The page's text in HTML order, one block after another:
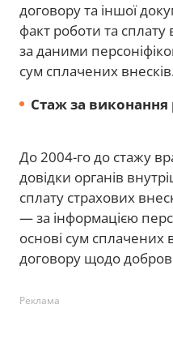
договору та іншої
факт роботи та сплату
за даними
сум сплачених
Стаж за виконання
До 2004-го до стажу
довідки органів
сплату страхових
— за інформацією
основі сум сплачених
договору щодо
Реклама